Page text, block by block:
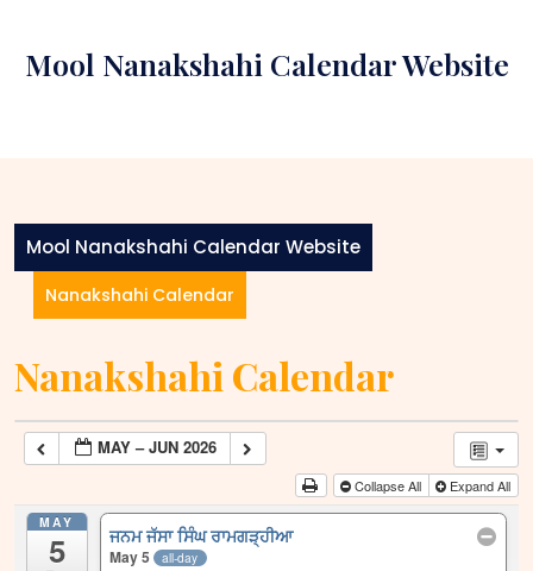
contentMool Nanakshahi Calendar Website
Mool Nanakshahi Calendar Website
Nanakshahi Calendar
Nanakshahi Calendar
MAY – JUN 2026
Collapse All Expand All
MAY
5 ਜਨਮ ਜੱਸਾ ਸਿੰਘ ਰਾਮਗੜ੍ਹੀਆ
May 5 all-day